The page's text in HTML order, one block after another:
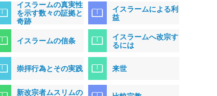
イスラームの真実性
を示す数々の証拠と
奇跡
イスラームによる利
益
イスラームの信条
イスラームへ改宗す
るには
崇拝行為とその実践 来世
新改宗者ムスリムの